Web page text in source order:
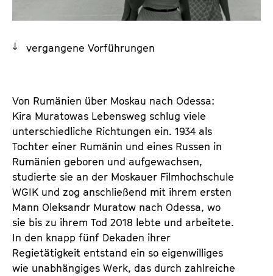
t
.
vergangene Vorführungen
Von Rumänien über Moskau nach Odessa:
Kira Muratowas Lebensweg schlug viele
unterschiedliche Richtungen ein. 1934 als
Tochter einer Rumänin und eines Russen in
Rumänien geboren und aufgewachsen,
studierte sie an der Moskauer Filmhochschule
WGIK und zog anschließend mit ihrem ersten
Mann Oleksandr Muratow nach Odessa, wo
sie bis zu ihrem Tod 2018 lebte und arbeitete.
In den knapp fünf Dekaden ihrer
Regietätigkeit entstand ein so eigenwilliges
wie unabhängiges Werk, das durch zahlreiche